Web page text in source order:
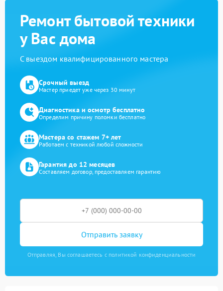
Ремонт бытовой техники
у Вас дома
С выездом квалифицированного мастера
Срочный выезд
Мастер приедет уже через 30 минут
Диагностика и осмотр бесплатно
Определим причину поломки бесплатно
Мастера со стажем 7+ лет
Работаем с техникой любой сложности
Гарантия до 12 месяцев
Составляем договор, предоставляем гарантию
Отправить заявку
Отправляя, Вы соглашаетесь с политикой конфиденциальности